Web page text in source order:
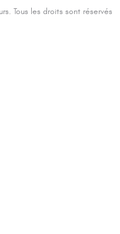
Tous les droits sont réservés